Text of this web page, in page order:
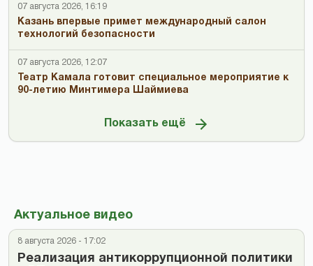
07 августа 2026, 16:19
Казань впервые примет международный салон
технологий безопасности
07 августа 2026, 12:07
Театр Камала готовит специальное мероприятие к
90-летию Минтимера Шаймиева
Показать ещё
Актуальное видео
8 августа 2026 - 17:02
Реализация антикоррупционной политики